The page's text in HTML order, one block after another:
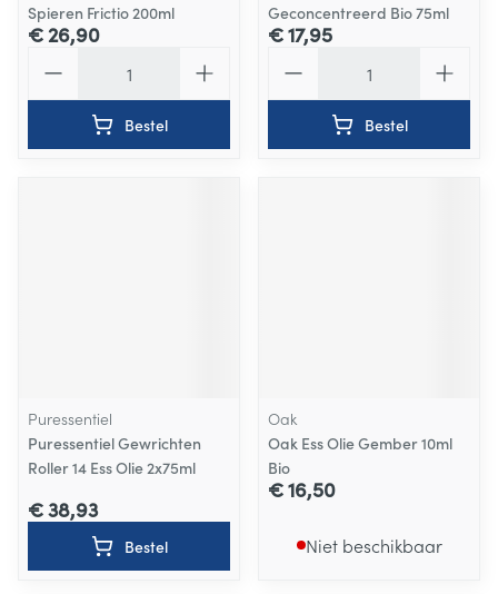
Spieren Frictio 200ml
€ 26,90
Bestel
Geconcentreerd Bio 75ml
€ 17,95
Bestel
Puressentiel
Puressentiel Gewrichten
Roller 14 Ess Olie 2x75ml
€ 38,93
Bestel
Oak
Oak Ess Olie Gember 10ml
Bio
€ 16,50
Niet beschikbaar